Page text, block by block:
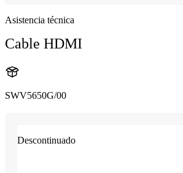
Asistencia técnica
Cable HDMI
SWV5650G/00
Descontinuado